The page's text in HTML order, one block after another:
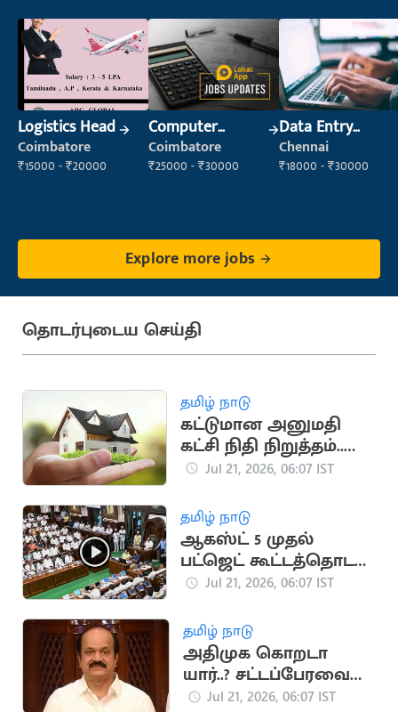
Logistics Head
Coimbatore
₹15000 - ₹20000
Computer
Operator
Coimbatore
₹25000 - ₹30000
Data Entry
Operator
Chennai
₹18000 - ₹30000
Explore more jobs
தொடர்புடைய செய்தி
தமிழ் நாடு
கட்டுமான அனுமதி
கட்சி நிதி நிறுத்தம்..
வீடுகள் விலை
Jul 21, 2026, 06:07 IST
தமிழ் நாடு
ஆகஸ்ட் 5 முதல்
பட்ஜெட் கூட்டத்தொடர்..
சபாநாயகர் அறிவிப்பு
Jul 21, 2026, 06:07 IST
தமிழ் நாடு
அதிமுக கொறடா
யார்..? சட்டப்பேரவை
கூடும்போது அறிவிப்பு
Jul 21, 2026, 06:07 IST